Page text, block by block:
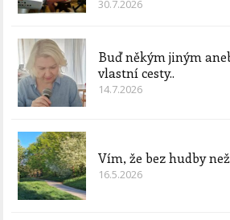
30.7.2026
Buď někým jiným
vlastní cesty..
14.7.2026
Vím, že bez hudby
16.5.2026